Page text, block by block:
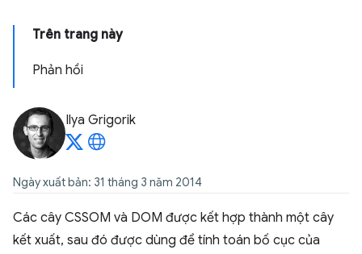
Trên trang này
Phản hồi
Ilya Grigorik
Ngày xuất bản: 31 tháng 3 năm 2014
Các cây CSSOM và DOM được kết hợp thành một cây
kết xuất, sau đó được dùng để tính toán bố cục của